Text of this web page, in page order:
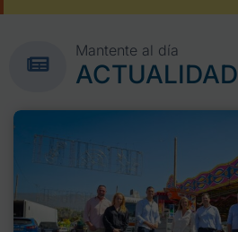
Mantente al día
ACTUALIDAD